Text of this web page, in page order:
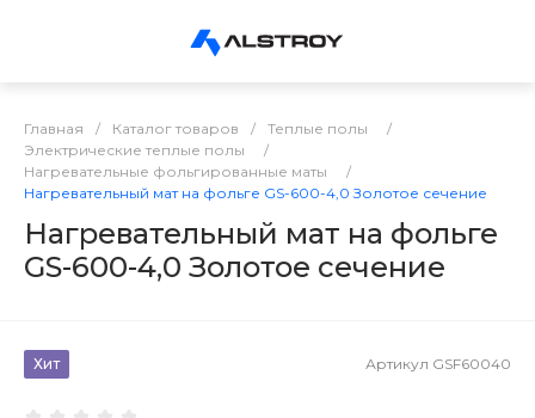
Главная / Каталог товаров / Теплые полы
/
Электрические теплые полы
/
Нагревательные фольгированные маты
/
Нагревательный мат на фольге GS-600-4,0 Золотое сечение
Нагревательный мат на фольге
GS-600-4,0 Золотое сечение
Хит Артикул GSF60040